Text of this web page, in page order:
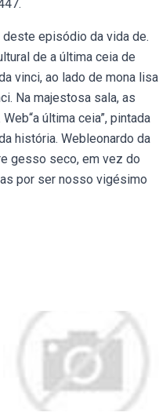
deste episódio da vida de.
de a última ceia de
vinci, ao lado de mona lisa
Na majestosa sala, as
última ceia”, pintada
história. Webleonardo da
gesso seco, em vez do
por ser nosso vigésimo